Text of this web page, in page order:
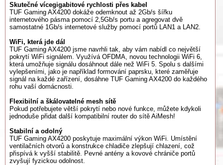
Skutečné vícegigabitové rychlosti přes kabel
TUF Gaming AX4200 dokáže odemknout až 2Gb/s šířku
internetového pásma pomocí 2,5Gb/s portu a agregovat dvě
samostatné 1Gb/s internetové služby pomocí portů LAN1 a LAN2.
WiFi, která jde dál
TUF Gaming AX4200 jsme navrhli tak, aby vám nabídl co největší
pokrytí WiFi signálem. Využívá OFDMA, novou technologii WiFi 6,
která umožňuje signálu dosáhnout dále než WiFi 5. Spolu s dalšími
vylepšeními, jako je například formování paprsku, které zaměřuje
signál na každé zařízení, dosáhne TUF Gaming AX4200 do každého
rohu vaší domácnosti.
Flexibilní a škálovatelné mesh sítě
Pokud potřebujete větší pokrytí nebo nové funkce, můžete kdykoli
jednoduše přidat další kompatibilní router do sítě AiMesh!
Stabilní a odolný
TUF Gaming AX4200 poskytuje maximální výkon WiFi. Umístění
ventilačních otvorů a konstrukce chladiče zlepšují chlazení, což
přispívá k vyšší stabilitě. Pevné antény a kovové chrániče portů
zvyšují fyzickou odolnost.